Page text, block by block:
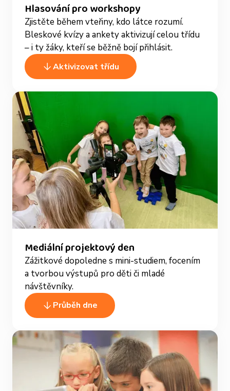
Hlasování pro workshopy
Zjistěte během vteřiny, kdo látce rozumí.
Bleskové kvízy a ankety aktivizují celou třídu
– i ty žáky, kteří se běžně bojí přihlásit.
Aktivizovat třídu
Mediální projektový den
Zážitkové dopoledne s mini-studiem, focením
a tvorbou výstupů pro děti či mladé
návštěvníky.
Průběh dne